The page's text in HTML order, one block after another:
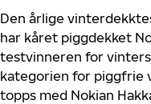
Den årlige
har kåret piggdekket
testvinneren for
kategorien for piggfrie
topps med Nokian